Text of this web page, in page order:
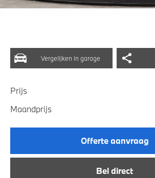
Vergelijken in garage
Prijs
Maandprijs
Offerte aanvraag
Bel direct